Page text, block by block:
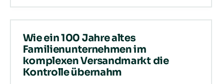
Wie ein 100 Jahre altes
Familienunternehmen im
komplexen Versandmarkt die
Kontrolle übernahm